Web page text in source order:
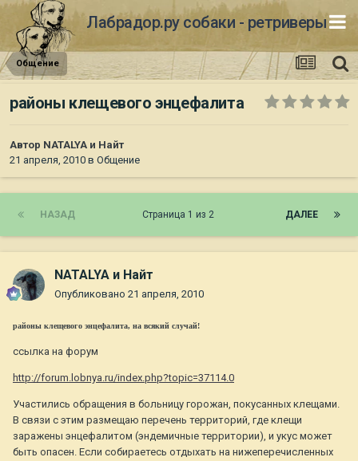
Лабрадор.ру собаки - ретриверы
Общение
районы клещевого энцефалита
Автор NATALYA и Найт
21 апреля, 2010 в Общение
НАЗАД ДАЛЕЕ
Страница 1 из 2
NATALYA и Найт
Опубликовано 21 апреля, 2010
районы клещевого энцефалита, на всякий случай!
ссылка на форум
http://forum.lobnya.ru/index.php?topic=37114.0
Участились обращения в больницу горожан, покусанных клещами.
В связи с этим размещаю перечень территорий, где клещи
заражены энцефалитом (эндемичные территории), и укус может
быть опасен. Если собираетесь отдыхать на нижеперечисленных